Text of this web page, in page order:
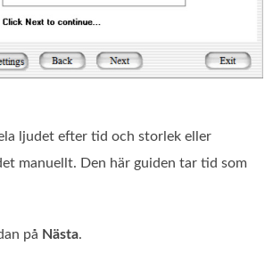
ljudet efter tid och storlek eller
manuellt. Den här guiden tar tid som
på Nästa.